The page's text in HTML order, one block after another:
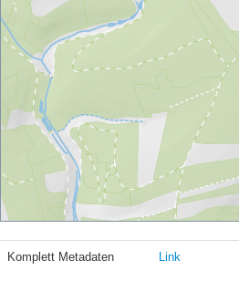
Komplett Metadaten Link